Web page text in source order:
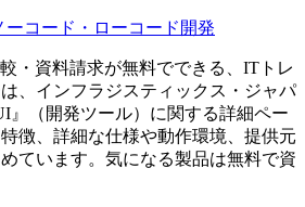
ーコード・ローコード開発
・資料請求が無料でできる、ITトレ
、 インフラジスティックス・ジャパ
』（ 開発ツール）に関する詳細ペー
徴、詳細な仕様や動作環境、提供元
ています。気になる製品は無料で資